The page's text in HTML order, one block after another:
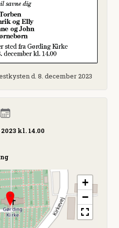
d. 8. december 2023
kl. 14.00
+
−